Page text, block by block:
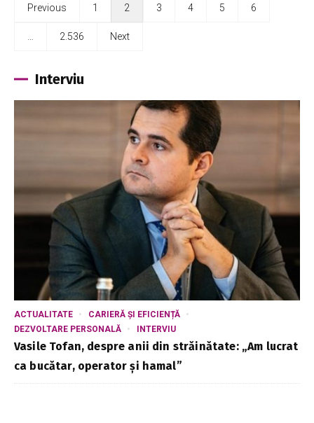
Previous 1 2 3 4 5 6
2.536 Next
Interviu
ACTUALITATE
CARIERĂ ȘI EFICIENȚĂ
DEZVOLTARE PERSONALĂ
INTERVIU
Vasile Tofan, despre anii din străinătate: „Am lucrat
ca bucătar, operator și hamal”